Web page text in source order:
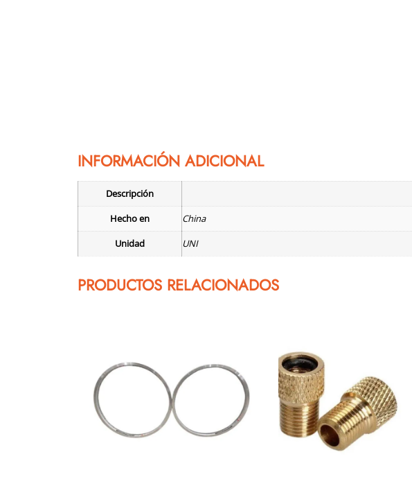
INFORMACIÓN ADICIONAL
Descripción
Hecho en
China
Unidad
UNI
PRODUCTOS RELACIONADOS